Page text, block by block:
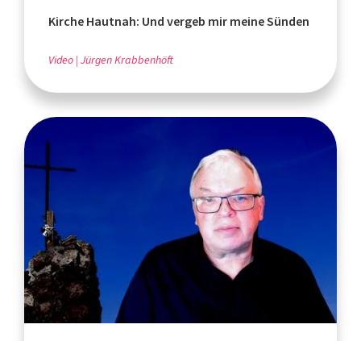
Kirche Hautnah: Und vergeb mir meine Sünden
Video Jürgen Krabbenhöft